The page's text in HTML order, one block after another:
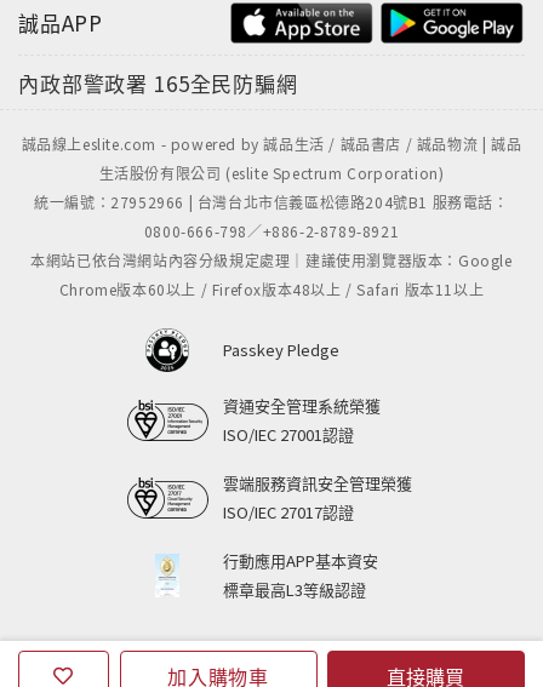
加入購物車 直接購買
誠品APP
內政部警政署 165全民防騙網
誠品線上eslite.com - powered by 誠品生活 / 誠品書店 / 誠品物流 | 誠品
生活股份有限公司 (eslite Spectrum Corporation)
統一編號：27952966 | 台灣台北市信義區松德路204號B1 服務電話：
0800-666-798／+886-2-8789-8921
本網站已依台灣網站內容分級規定處理｜建議使用瀏覽器版本：Google
Chrome版本60以上 / Firefox版本48以上 / Safari 版本11以上
Passkey Pledge
資通安全管理系統榮獲
ISO/IEC 27001認證
雲端服務資訊安全管理榮獲
ISO/IEC 27017認證
行動應用APP基本資安
標章最高L3等級認證